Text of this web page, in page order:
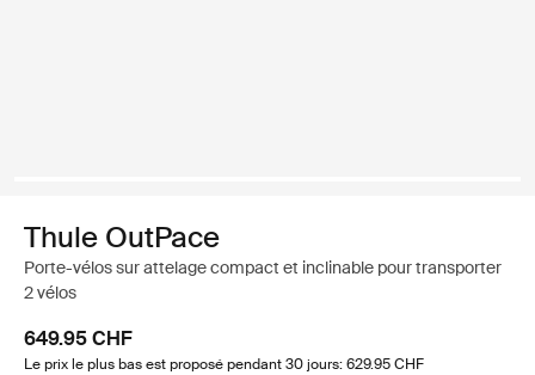
Thule OutPace
Porte-vélos sur attelage compact et inclinable pour transporter
2 vélos
649.95 CHF
Le prix le plus bas est proposé pendant 30 jours: 629.95 CHF